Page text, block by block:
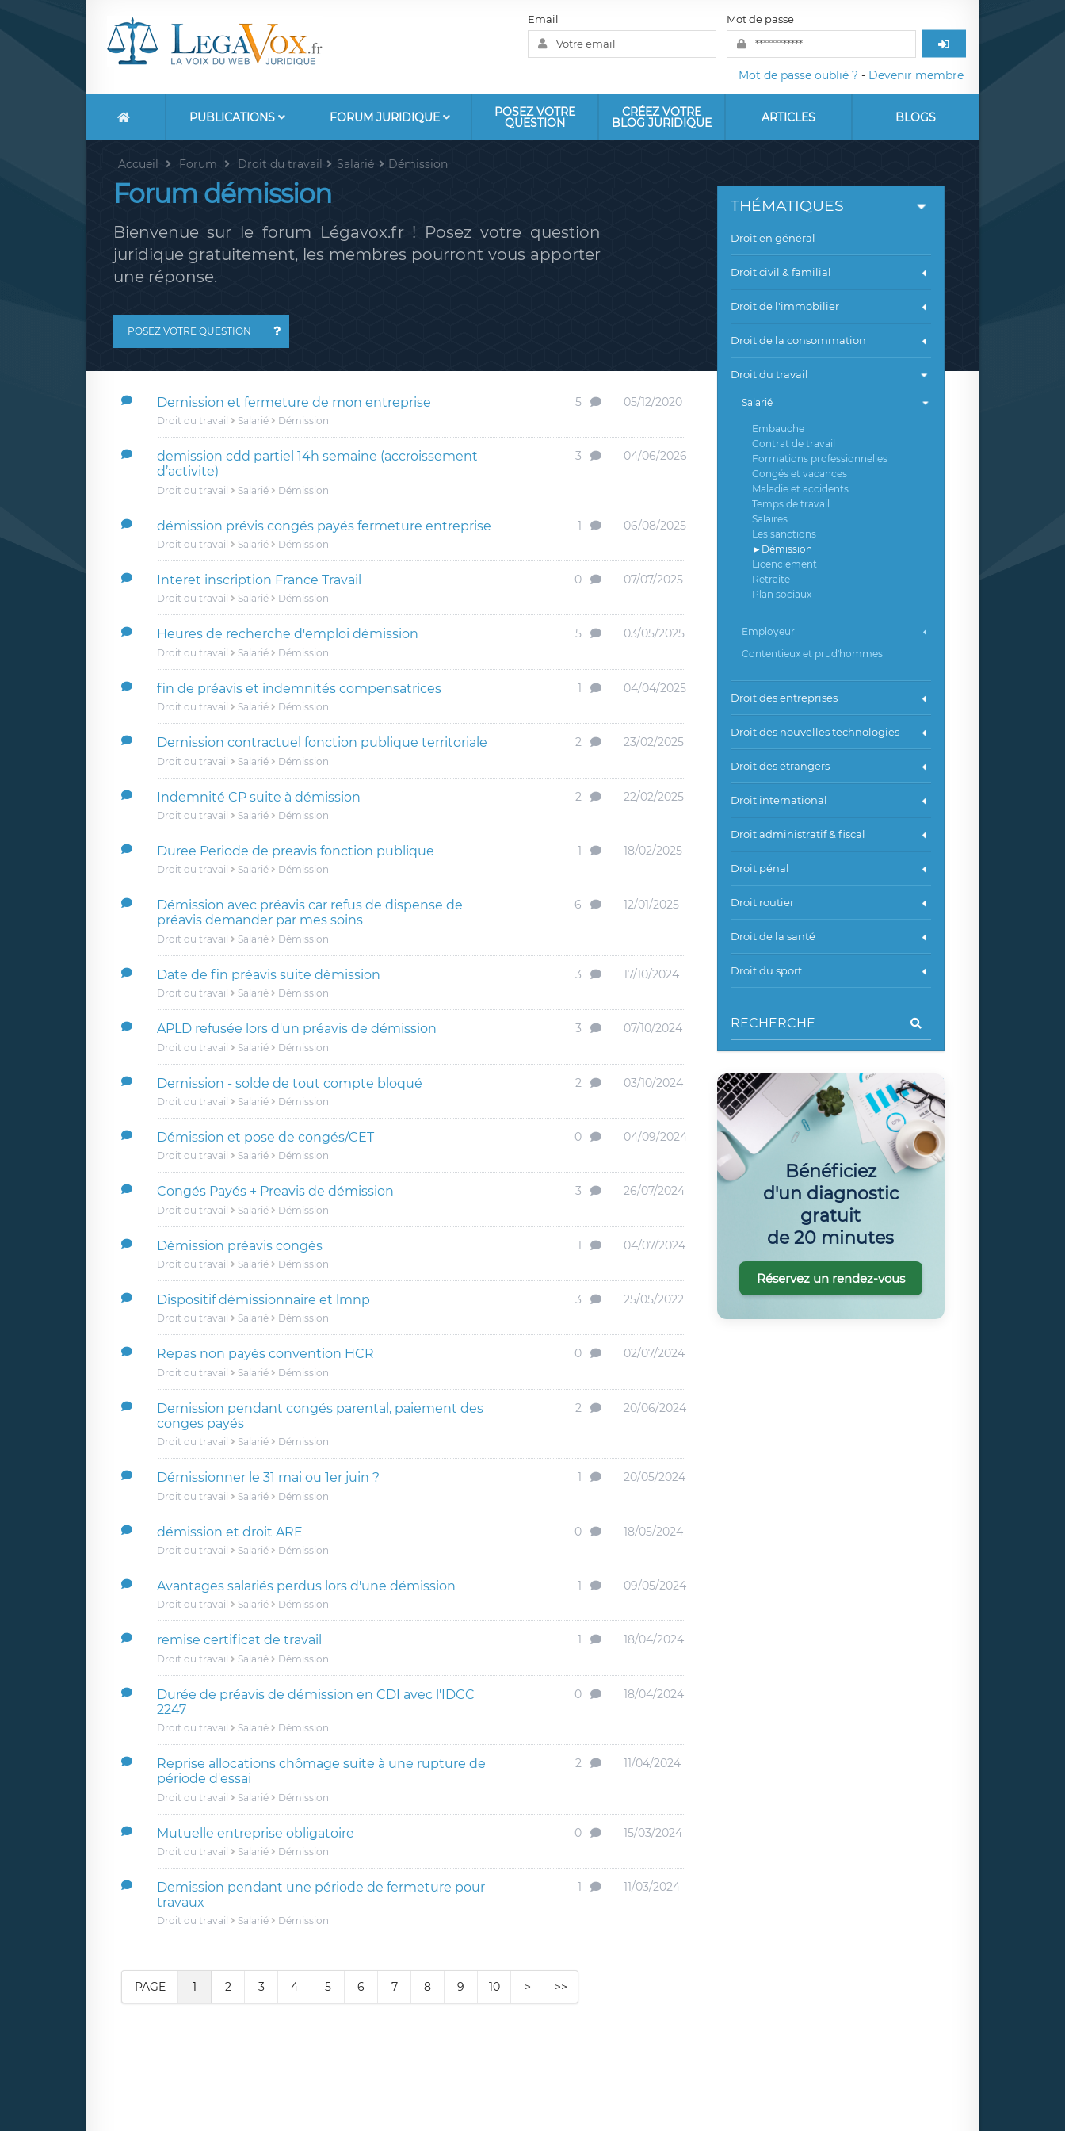
Email Mot de passe
Mot de passe oublié ? - Devenir membre
PUBLICATIONS FORUM JURIDIQUE POSEZ VOTRE
QUESTION
CRÉEZ VOTRE
BLOG JURIDIQUE ARTICLES BLOGS
Accueil Forum Droit du travail Salarié Démission
Forum démission
Bienvenue sur le forum Légavox.fr ! Posez votre question
juridique gratuitement, les membres pourront vous apporter
une réponse.
POSEZ VOTRE QUESTION
Demission et fermeture de mon entreprise
Droit du travail Salarié Démission
5 05/12/2020
demission cdd partiel 14h semaine (accroissement
d’activite)
Droit du travail Salarié Démission
3 04/06/2026
démission prévis congés payés fermeture entreprise
Droit du travail Salarié Démission
1 06/08/2025
Interet inscription France Travail
Droit du travail Salarié Démission
0 07/07/2025
Heures de recherche d'emploi démission
Droit du travail Salarié Démission
5 03/05/2025
fin de préavis et indemnités compensatrices
Droit du travail Salarié Démission
1 04/04/2025
Demission contractuel fonction publique territoriale
Droit du travail Salarié Démission
2 23/02/2025
Indemnité CP suite à démission
Droit du travail Salarié Démission
2 22/02/2025
Duree Periode de preavis fonction publique
Droit du travail Salarié Démission
1 18/02/2025
Démission avec préavis car refus de dispense de
préavis demander par mes soins
Droit du travail Salarié Démission
6 12/01/2025
Date de fin préavis suite démission
Droit du travail Salarié Démission
3 17/10/2024
APLD refusée lors d'un préavis de démission
Droit du travail Salarié Démission
3 07/10/2024
Demission - solde de tout compte bloqué
Droit du travail Salarié Démission
2 03/10/2024
Démission et pose de congés/CET
Droit du travail Salarié Démission
0 04/09/2024
Congés Payés + Preavis de démission
Droit du travail Salarié Démission
3 26/07/2024
Démission préavis congés
Droit du travail Salarié Démission
1 04/07/2024
Dispositif démissionnaire et lmnp
Droit du travail Salarié Démission
3 25/05/2022
Repas non payés convention HCR
Droit du travail Salarié Démission
0 02/07/2024
Demission pendant congés parental, paiement des
conges payés
Droit du travail Salarié Démission
2 20/06/2024
Démissionner le 31 mai ou 1er juin ?
Droit du travail Salarié Démission
1 20/05/2024
démission et droit ARE
Droit du travail Salarié Démission
0 18/05/2024
Avantages salariés perdus lors d'une démission
Droit du travail Salarié Démission
1 09/05/2024
remise certificat de travail
Droit du travail Salarié Démission
1 18/04/2024
Durée de préavis de démission en CDI avec l'IDCC
2247
Droit du travail Salarié Démission
0 18/04/2024
Reprise allocations chômage suite à une rupture de
période d'essai
Droit du travail Salarié Démission
2 11/04/2024
Mutuelle entreprise obligatoire
Droit du travail Salarié Démission
0 15/03/2024
Demission pendant une période de fermeture pour
travaux
Droit du travail Salarié Démission
1 11/03/2024
PAGE 1 2 3 4 5 6 7 8 9 10 > >>
THÉMATIQUES
Droit en général
Droit civil & familial
Droit de l'immobilier
Droit de la consommation
Droit du travail
Salarié
Embauche
Contrat de travail
Formations professionnelles
Congés et vacances
Maladie et accidents
Temps de travail
Salaires
Les sanctions
Démission
Licenciement
Retraite
Plan sociaux
Employeur
Contentieux et prud'hommes
Droit des entreprises
Droit des nouvelles technologies
Droit des étrangers
Droit international
Droit administratif & fiscal
Droit pénal
Droit routier
Droit de la santé
Droit du sport
Bénéficiez
d'un diagnostic
gratuit
de 20 minutes
Réservez un rendez-vous